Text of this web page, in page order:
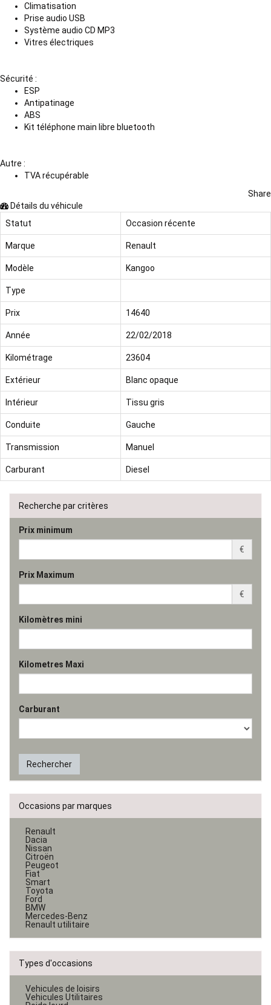
Climatisation
Prise audio USB
Système audio CD MP3
Vitres électriques
Sécurité :
ESP
Antipatinage
ABS
Kit téléphone main libre bluetooth
Autre :
TVA récupérable
Share
Détails du véhicule
Statut
Occasion récente
Marque Renault
Modèle Kangoo
Type
Prix 14640
Année 22/02/2018
Kilométrage 23604
Extérieur Blanc opaque
Intérieur Tissu gris
Conduite Gauche
Transmission Manuel
Carburant Diesel
Recherche par critères
Prix minimum
€
Prix Maximum
€
Kilomètres mini
Kilometres Maxi
Carburant
Rechercher
Occasions par marques
Renault
Dacia
Nissan
Citroën
Peugeot
Fiat
Smart
Toyota
Ford
BMW
Mercedes-Benz
Renault utilitaire
Types d'occasions
Vehicules de loisirs
Vehicules Utilitaires